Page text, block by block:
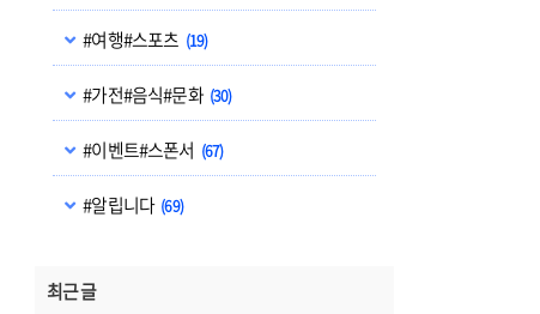
#여행#스포츠 (19)
#가전#음식#문화 (30)
#이벤트#스폰서 (67)
#알립니다 (69)
최근 글